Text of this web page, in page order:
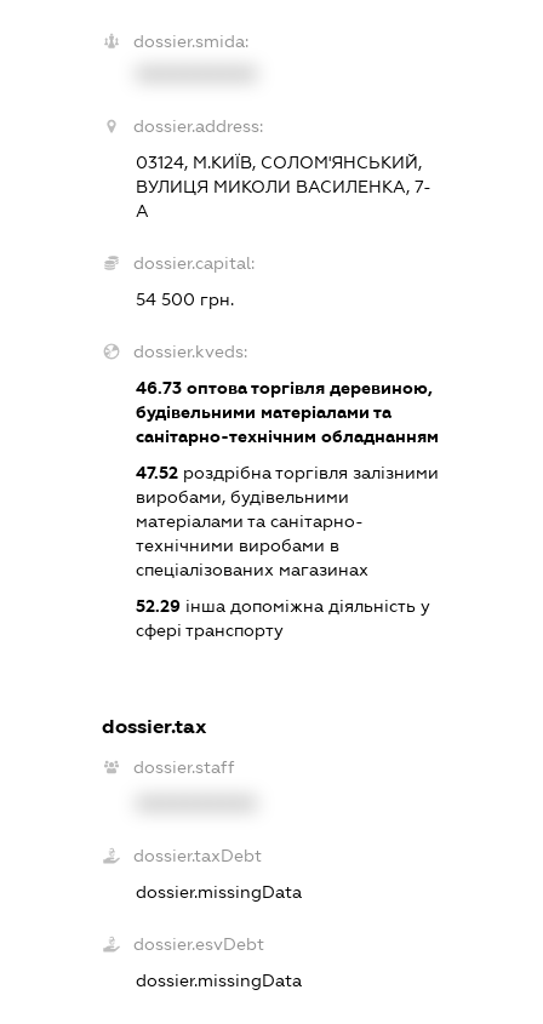
dossier.smida:
dossier.address:
03124, М.КИЇВ, СОЛОМ'ЯНСЬКИЙ,
ВУЛИЦЯ МИКОЛИ ВАСИЛЕНКА, 7-
А
dossier.capital:
54 500 грн.
dossier.kveds:
46.73оптова торгівля деревиною,
будівельними матеріалами та
санітарно-технічним обладнанням
47.52роздрібна торгівля залізними
виробами, будівельними
матеріалами та санітарно-
технічними виробами в
спеціалізованих магазинах
52.29інша допоміжна діяльність у
сфері транспорту
dossier.tax
dossier.staff
dossier.taxDebt
dossier.missingData
dossier.esvDebt
dossier.missingData